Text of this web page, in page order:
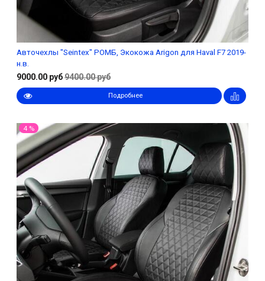
Авточехлы "Seintex" РОМБ, Экокожа Arigon для Haval F7 2019-
н.в.
9000.00 руб9400.00 руб
Подробнее
4 %